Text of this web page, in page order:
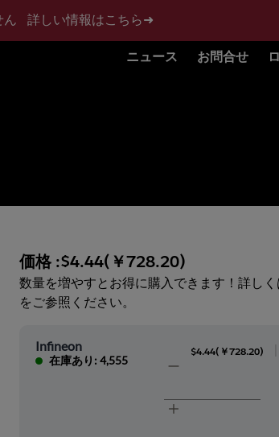
ん 詳しい情報はこちら➜
ニュース お問合せ
価格 :$4.44(￥728.20)
数量を増やすとお得に購入できます！詳し
をご参照ください。
Infineon
在庫あり: 4,555
$4.44( ￥728.20)